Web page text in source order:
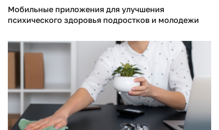
Мобильные приложения для улучшения
психического здоровья подростков и молодежи